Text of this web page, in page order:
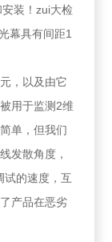
装！zui大检
幕具有间距1
，以及由它
用于监测2维
单，但我们
发散角度，
试的速度，互
产品在恶劣